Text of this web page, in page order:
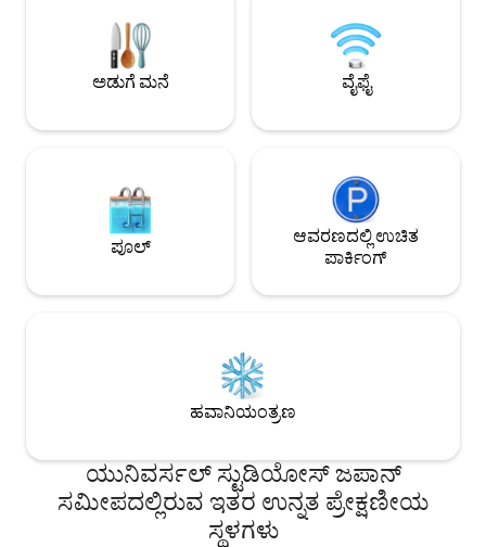
ಕೌಶಲ್ಯದ ಸೌಂದರ್ಯವನ್ನು ಅನುಭವಿಸಬಹುದು. ◾️
ವಾಸ್ತವ್ಯ ಹೂಡುವವರಿಗಾಗಿ, ನಾವು ಚಹಾ ಸಮಾರಂಭ/
ಕ್ಯಾಲಿಗ್ರಫಿ ಮುಂತಾದ ಅನುಭವಗಳ ಬುಕಿಂಗ್ ಅನ್ನು
ವಸತಿಗೃಹಕ್ಕೆ ಕರೆತರುತ್ತೇವೆ, ಇದರಿಂದ ನೀವು ಖಾಸಗಿ
ಸ್ಥಳದಲ್ಲಿ ಜಪಾನಿನ ಸಾಂಪ್ರದಾಯಿಕ ಕರಕುಶಲ
ಬೇಕಾಗುವುದರಿಂದ, ನೀವು ಬಯಸಿದರೆ ದಯವಿಟ್ಟು
ಮುಂಚಿತವಾಗಿ ನಮ್ಮನ್ನು ಸಂಪರ್ಕಿಸಿ.) ■ ಟೋಸ್ಟರ್
ಮತ್ತು ರೈಸ್ ಕುಕ್ಕರ್ ಅನ್ನು ಒದಗಿಸಬಹುದು.
ಅಗತ್ಯವಿದ್ದರೆ ನಾವು ಅದನ್ನು ಸಿದ್ಧಪಡಿಸುತ್ತೇವೆ,
ಆದ್ದರಿಂದ ದಯವಿಟ್ಟು ಮುಂಚಿತವಾಗಿ ನಮ್ಮನ್ನು
ಸಂಪರ್ಕಿಸಿ. ■ ಟಿವಿ ಇಲ್ಲ. ಒಸಾಕಾದ ಮಧ್ಯಭಾಗಕ್ಕೆ
ಶಾಂತವಾದ ವಸತಿ ಪ್ರದೇಶದಲ್ಲಿರುವ ಸಂಪೂರ್ಣ
ಬೆಂಟೆಂಚೋ ನಿಲ್ದಾಣಕ್ಕೆ ಕಾಲ್ನಡಿಗೆಯಲ್ಲಿ 8 ನಿಮಿಷಗಳು
· ಬೆಂಟೆಂಚೋ ಸಬ್ವೇ ನಿಲ್ದಾಣಕ್ಕೆ ಕಾಲ್ನಡಿಗೆಯಲ್ಲಿ 10
ನಿಮಿಷಗಳು ಉಮೆಡಾ, ನಾಂಬಾ, ಶಿನ್ಸೈಬಾಶಿ, USJ,
ಒಸಾಕಾ ನಿಲ್ದಾಣ, ಟೆನ್ನೋಜಿ ನಿಲ್ದಾಣ, ನಾರಾ ನಿಲ್ದಾಣ
ಮತ್ತು ಕ್ಯೋಟೋ ನಿಲ್ದಾಣಕ್ಕೆ ಪ್ರವೇಶವನ್ನು
ಹೊಂದಿರುವುದರಿಂದ ಇದು ತುಂಬಾ
ಸ್ಥಳ. ನಿಮ್ಮ ಸಮಯವನ್ನು
ಪ್ರೀತಿಯಿಂದ ರಚಿಸಲಾದ
ಆರಾಮದಾಯಕ
ಗಾತ್ರವನ್ನು
ಅಡುಗೆಮನೆ,
ಸೌಲಭ್ಯಗಳನ್ನು
ಉದ್ಯಾನ,
ಇತ್ಯಾದಿ. ನಮ್ಮ ಕೆಲವು
ನಾವು ಬಯಸುತ್ತೇವೆ. ಮತ್ತು ಕಟ್ಟಡದ ಹಳೆಯ ಆದರೆ
ಶಕ್ತಿಯುತ ರಚನೆ
ಅನುಭವಿಸಿ.
ಅಡುಗೆ ಮನೆ ವೈಫೈ
ಪೂಲ್
ಆವರಣದಲ್ಲಿ ಉಚಿತ
ಪಾರ್ಕಿಂಗ್
ಹವಾನಿಯಂತ್ರಣ
ಯುನಿವರ್ಸಲ್ ಸ್ಟುಡಿಯೋಸ್ ಜಪಾನ್
ಸಮೀಪದಲ್ಲಿರುವ ಇತರ ಉನ್ನತ ಪ್ರೇಕ್ಷಣೀಯ
ಸ್ಥಳಗಳು